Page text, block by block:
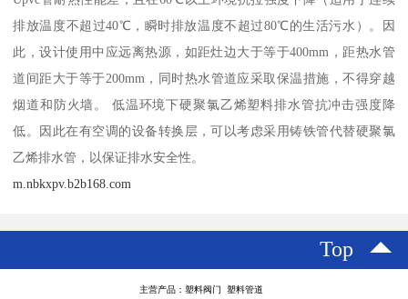
排放温度不超过40℃，瞬时排放温度不超过80℃的生活污水）。因
此，设计使用中应远离热源，如距灶边大于等于400mm，距热水管
道间距大于等于200mm，同时热水管道应采取保温措施，不得穿越
烟道和防火墙。 低温环境下硬聚氯乙烯塑料排水管抗冲击强度降
低。因此在有空调的设备转换层，可以考虑采用铸铁管代替硬聚氯
乙烯排水管，以保证排水安全性。
m.nbkxpv.b2b168.com
Top
主营产品：塑料阀门 塑料管道